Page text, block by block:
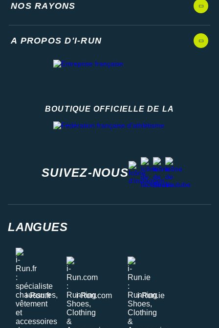
NOS RAYONS
A PROPOS D'I-RUN
BOUTIQUE OFFICIELLE DE LA
SUIVEZ-NOUS
instagram
facebook
stravayoutube
LANGUES
i-Run.fr i-Run.com i-Run.ie